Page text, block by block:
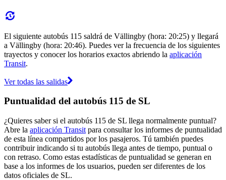
El siguiente autobús 115 saldrá de Vällingby (hora: 20:25) y llegará
a Vällingby (hora: 20:46). Puedes ver la frecuencia de los siguientes
trayectos y conocer los horarios exactos abriendo la aplicación
Transit.
Ver todas las salidas
Puntualidad del autobús 115 de SL
¿Quieres saber si el autobús 115 de SL llega normalmente puntual?
Abre la aplicación Transit para consultar los informes de puntualidad
de esta línea compartidos por los pasajeros. Tú también puedes
contribuir indicando si tu autobús llega antes de tiempo, puntual o
con retraso. Como estas estadísticas de puntualidad se generan en
base a los informes de los usuarios, pueden ser diferentes de los
datos oficiales de SL.